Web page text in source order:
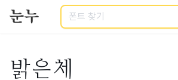
검색
밝은체